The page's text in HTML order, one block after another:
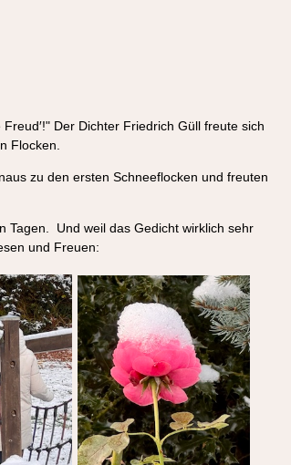
Freud′!" Der Dichter Friedrich Güll freute sich
Flocken.
zu den ersten Schneeflocken und freuten
Tagen. Und weil das Gedicht wirklich sehr
und Freuen: